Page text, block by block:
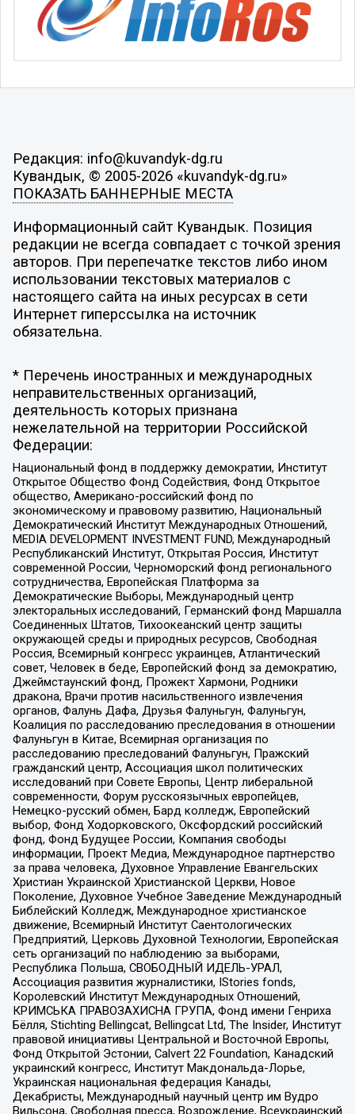
Редакция: info@kuvandyk-dg.ru
Кувандык, © 2005-2026 «kuvandyk-dg.ru»
ПОКАЗАТЬ БАННЕРНЫЕ МЕСТА
Информационный сайт Кувандык. Позиция
редакции не всегда совпадает с точкой зрения
авторов. При перепечатке текстов либо ином
использовании текстовых материалов с
настоящего сайта на иных ресурсах в сети
Интернет гиперссылка на источник
обязательна.
* Перечень иностранных и международных
неправительственных организаций,
деятельность которых признана
нежелательной на территории Российской
Федерации:
Национальный фонд в поддержку демократии, Институт
Открытое Общество Фонд Содействия, Фонд Открытое
общество, Американо-российский фонд по
экономическому и правовому развитию, Национальный
Демократический Институт Международных Отношений,
MEDIA DEVELOPMENT INVESTMENT FUND, Международный
Республиканский Институт, Открытая Россия, Институт
современной России, Черноморский фонд регионального
сотрудничества, Европейская Платформа за
Демократические Выборы, Международный центр
электоральных исследований, Германский фонд Маршалла
Соединенных Штатов, Тихоокеанский центр защиты
окружающей среды и природных ресурсов, Свободная
Россия, Всемирный конгресс украинцев, Атлантический
совет, Человек в беде, Европейский фонд за демократию,
Джеймстаунский фонд, Прожект Хармони, Родники
дракона, Врачи против насильственного извлечения
органов, Фалунь Дафа, Друзья Фалуньгун, Фалуньгун,
Коалиция по расследованию преследования в отношении
Фалуньгун в Китае, Всемирная организация по
расследованию преследований Фалуньгун, Пражский
гражданский центр, Ассоциация школ политических
исследований при Совете Европы, Центр либеральной
современности, Форум русскоязычных европейцев,
Немецко-русский обмен, Бард колледж, Европейский
выбор, Фонд Ходорковского, Оксфордский российский
фонд, Фонд Будущее России, Компания свободы
информации, Проект Медиа, Международное партнерство
за права человека, Духовное Управление Евангельских
Христиан Украинской Христианской Церкви, Новое
Поколение, Духовное Учебное Заведение Международный
Библейский Колледж, Международное христианское
движение, Всемирный Институт Саентологических
Предприятий, Церковь Духовной Технологии, Европейская
сеть организаций по наблюдению за выборами,
Республика Польша, СВОБОДНЫЙ ИДЕЛЬ-УРАЛ,
Ассоциация развития журналистики, IStories fonds,
Королевский Институт Международных Отношений,
КРИМСЬКА ПРАВОЗАХИСНА ГРУПА, Фонд имени Генриха
Бёлля, Stichting Bellingcat, Bellingcat Ltd, The Insider, Институт
правовой инициативы Центральной и Восточной Европы,
Фонд Открытой Эстонии, Calvert 22 Foundation, Канадский
украинский конгресс, Институт Макдональда-Лорье,
Украинская национальная федерация Канады,
Декабристы, Международный научный центр им Вудро
Вильсона, Свободная пресса, Возрождение, Всеукраинский